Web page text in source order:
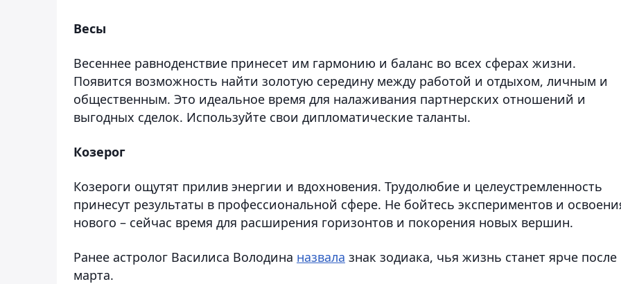
Весы
Весеннее равноденствие принесет им гармонию и баланс во всех сферах жизни.
Появится возможность найти золотую середину между работой и отдыхом, личным и
общественным. Это идеальное время для налаживания партнерских отношений и
выгодных сделок. Используйте свои дипломатические таланты.
Козерог
Козероги ощутят прилив энергии и вдохновения. Трудолюбие и целеустремленность
принесут результаты в профессиональной сфере. Не бойтесь экспериментов и
нового – сейчас время для расширения горизонтов и покорения новых вершин.
Ранее астролог Василиса Володина назвала знак зодиака, чья жизнь станет ярче после
марта.